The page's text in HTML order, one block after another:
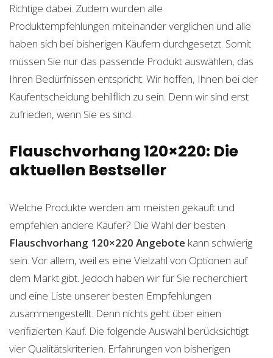
Richtige dabei. Zudem wurden alle
Produktempfehlungen miteinander verglichen und alle
haben sich bei bisherigen Käufern durchgesetzt. Somit
müssen Sie nur das passende Produkt auswählen, das
Ihren Bedürfnissen entspricht. Wir hoffen, Ihnen bei der
Kaufentscheidung behilflich zu sein. Denn wir sind erst
zufrieden, wenn Sie es sind.
Flauschvorhang 120×220: Die
aktuellen Bestseller
Welche Produkte werden am meisten gekauft und
empfehlen andere Käufer? Die Wahl der besten
Flauschvorhang 120×220 Angebote kann schwierig
sein. Vor allem, weil es eine Vielzahl von Optionen auf
dem Markt gibt. Jedoch haben wir für Sie recherchiert
und eine Liste unserer besten Empfehlungen
zusammengestellt. Denn nichts geht über einen
verifizierten Kauf. Die folgende Auswahl berücksichtigt
vier Qualitätskriterien. Erfahrungen von bisherigen